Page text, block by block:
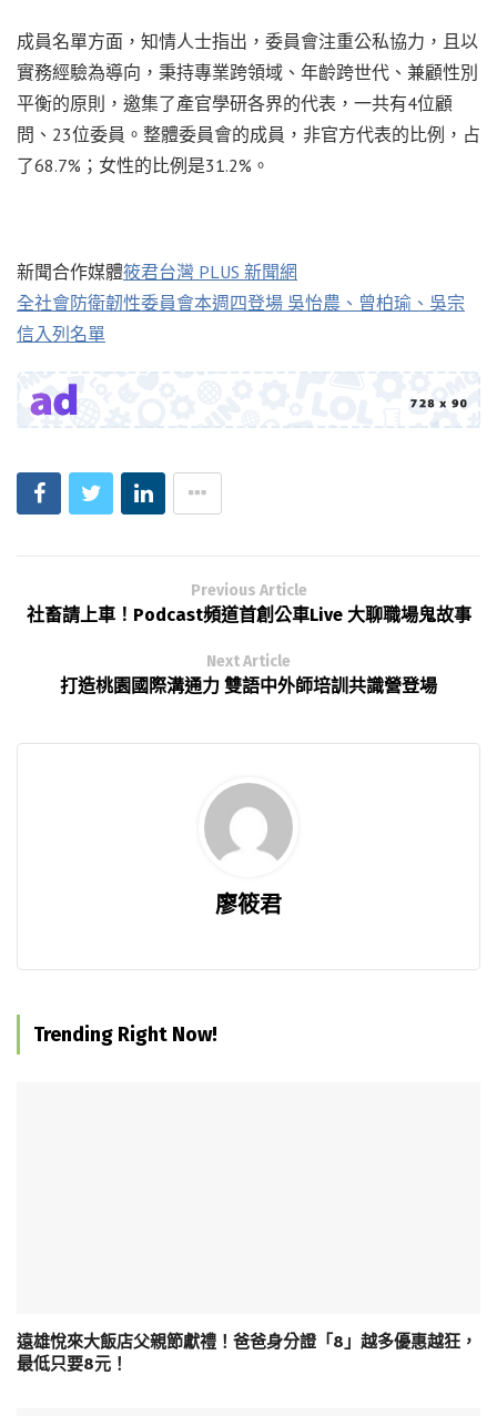
成員名單方面，知情人士指出，委員會注重公私協力，且以
實務經驗為導向，秉持專業跨領域、年齡跨世代、兼顧性別
平衡的原則，邀集了產官學研各界的代表，一共有4位顧
問、23位委員。整體委員會的成員，非官方代表的比例，占
了68.7%；女性的比例是31.2%。
新聞合作媒體筱君台灣 PLUS 新聞網
全社會防衛韌性委員會本週四登場 吳怡農、曾柏瑜、吳宗
信入列名單
Previous Article
社畜請上車！Podcast頻道首創公車Live 大聊職場鬼故事
Next Article
打造桃園國際溝通力 雙語中外師培訓共識營登場
廖筱君
Trending Right Now!
遠雄悅來大飯店父親節獻禮！爸爸身分證「8」越多優惠越狂，
最低只要8元！